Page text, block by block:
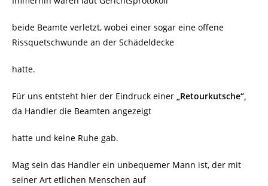
beide Beamte verletzt, wobei einer sogar eine offene
Rissquetschwunde an der Schädeldecke
hatte.
Für uns entsteht hier der Eindruck einer „Retourkutsche“,
da Handler die Beamten angezeigt
hatte und keine Ruhe gab.
Mag sein das Handler ein unbequemer Mann ist, der mit
seiner Art etlichen Menschen auf